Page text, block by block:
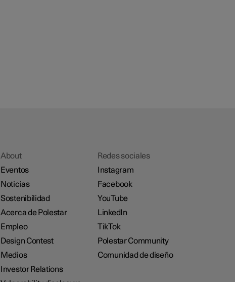
About
Eventos
Noticias
Sostenibilidad
Acerca de Polestar
Empleo
Design Contest
Medios
Investor Relations
Redes sociales
Instagram
Facebook
YouTube
LinkedIn
TikTok
Polestar Community
Comunidad de diseño